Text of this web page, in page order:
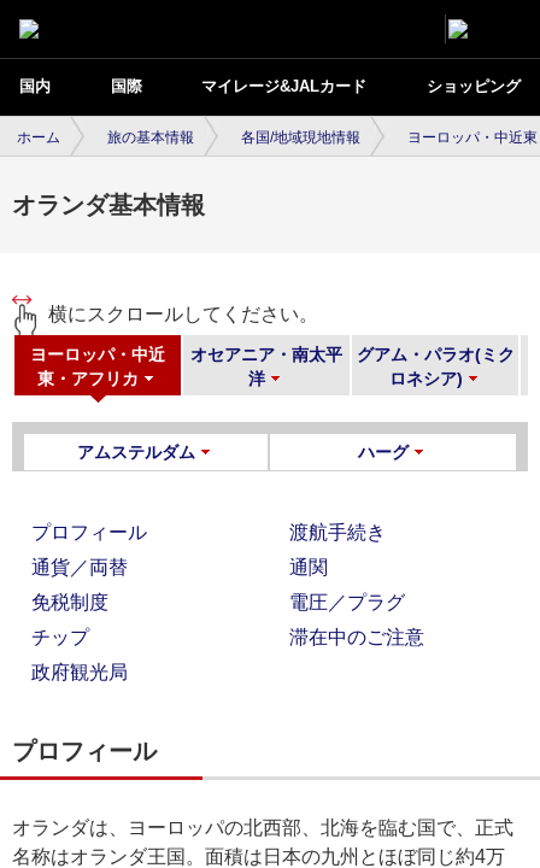
国内 国際 マイレージ&JALカード ショッピング
ホーム 旅の基本情報 各国/地域現地情報 ヨーロッパ・中近
オランダ基本情報
横にスクロールしてください。
ヨーロッパ・中近
東・アフリカ
オセアニア・南太平
洋
グアム・パラオ(ミク
ロネシア)
アムステルダム ハーグ
プロフィール
渡航手続き
通貨／両替
通関
免税制度
電圧／プラグ
チップ
滞在中のご注意
政府観光局
プロフィール
オランダは、ヨーロッパの北西部、北海を臨む国で、正式
名称はオランダ王国。面積は日本の九州とほぼ同じ約4万